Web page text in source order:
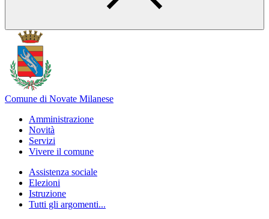
Comune di Novate Milanese
Amministrazione
Novità
Servizi
Vivere il comune
Assistenza sociale
Elezioni
Istruzione
Tutti gli argomenti...